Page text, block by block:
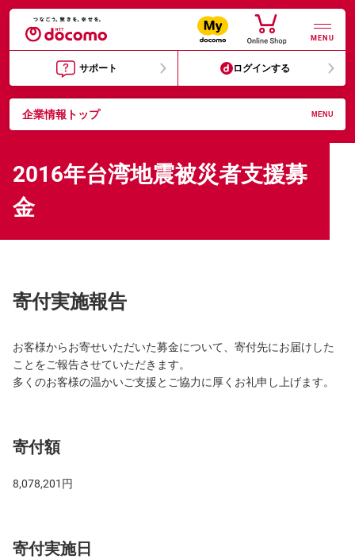
MENU
サポート ログインする
企業情報トップ MENU
2016年台湾地震被災者支援募
金
寄付実施報告
お客様からお寄せいただいた募金について、寄付先にお届けした
ことをご報告させていただきます。
多くのお客様の温かいご支援とご協力に厚くお礼申し上げます。
寄付額
8,078,201円
寄付実施日